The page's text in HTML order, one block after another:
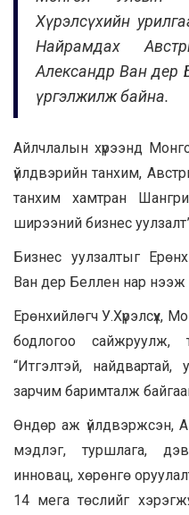
Хүрэлсүхийн
Найрамдах
Александр Ван дер
үргэлжилж байна.
Айлчлалын хүрээнд
үйлдвэрийн танхим,
танхим хамтран
ширээний бизнес
Бизнес уулзалтыг
Ван дер Беллен нар нээж
Ерөнхийлөгч У.Хүрэлсүх,
бодлогоо сайжруулж,
“Итгэлтэй, найдвартай,
зарчим баримталж
Өндөр аж үйлдвэржсэн,
мэдлэг, туршлага,
инновац, хөрөнгө
14 мега төслийг